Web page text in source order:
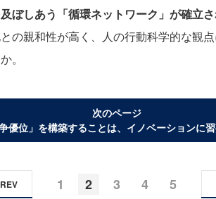
ぼしあう「循環ネットワーク」が確立
の親和性が高く、人の行動科学的な観
。
次のページ
優位」を構築することは、イノベーションに
1 2 3 4 5